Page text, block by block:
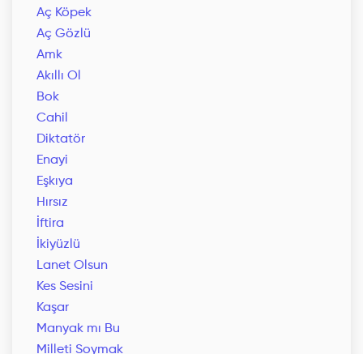
Aç Köpek
Aç Gözlü
Amk
Akıllı Ol
Bok
Cahil
Diktatör
Enayi
Eşkıya
Hırsız
İftira
İkiyüzlü
Lanet Olsun
Kes Sesini
Kaşar
Manyak mı Bu
Milleti Soymak